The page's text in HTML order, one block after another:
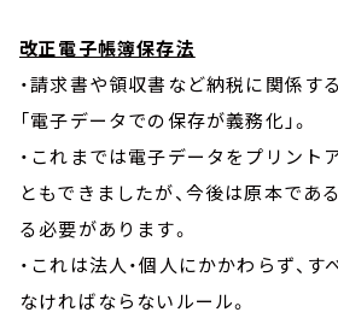
改正電子帳簿保存法
・請求書や領収書など納税に関係す
「電子データでの保存が義務化」。
・これまでは電子データをプリント
ともできましたが、今後は原本であ
る必要があります。
・これは法人・個人にかかわらず、
なければならないルール。